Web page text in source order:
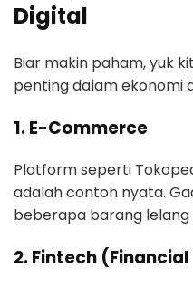
Digital
Biar makin paham, yuk
penting dalam ekonomi
1. E-Commerce
Platform seperti
adalah contoh nyata.
beberapa barang lelang
2. Fintech